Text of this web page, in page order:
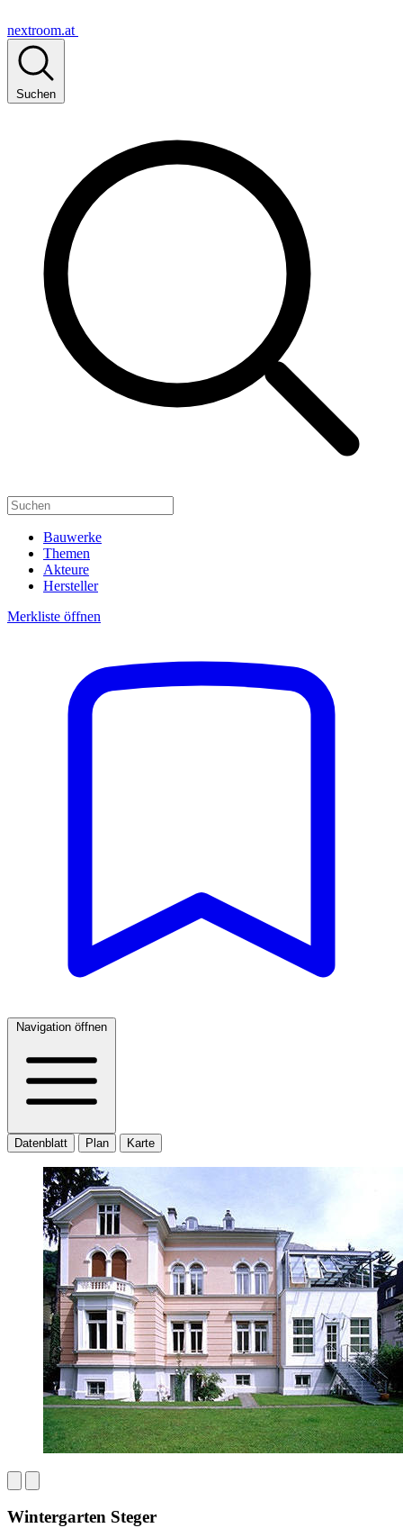
nextroom.at
Suchen
Bauwerke
Themen
Akteure
Hersteller
Merkliste öffnen
Navigation öffnen
Datenblatt Plan Karte
Wintergarten Steger